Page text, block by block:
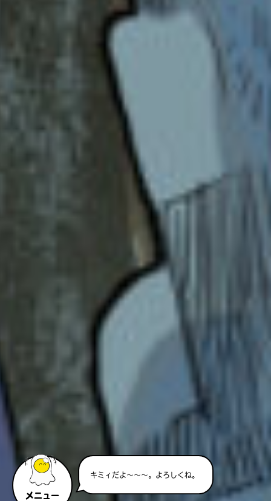
メニュー
年！ みんな、ありがと～！